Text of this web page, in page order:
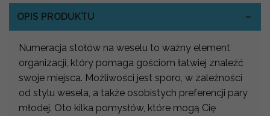
OPIS PRODUKTU
Numeracja stołów na weselu to ważny element
organizacji, który pomaga gościom łatwiej znaleźć
swoje miejsca. Możliwości jest sporo, w zależności
od stylu wesela, a także osobistych preferencji pary
młodej. Oto kilka pomysłów, które mogą Cię